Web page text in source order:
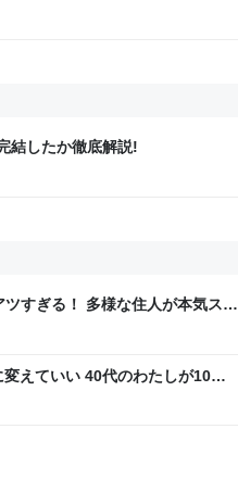
ういうこと」
結したか徹底解説!
すぎる！ 多様な住人が本気スキ
の価値向上”戦略 東京・中央
えていい 40代のわたしが10年
イデム